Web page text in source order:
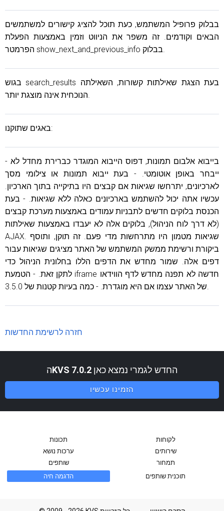
בבלוק פרופיל המשתמש, כעת תוכל להציג קישורים למשתמשים
הבאים וקודמים. זה משפר את הניווט וזמין באמצעות הפעלת
הפרמטר show_next_and_previous_info בבלוק.
בגוש search_results בעת הצגת שאילתות קשורות, השאילתה
הנוכחית אינה מוצגת יותר.
באגים שתוקנו:
- בייבוא ​​אלבום תמונות, דפוס הייבוא ​​המוגדר כברירת מחדל לא
ייבחר באופן אוטומטי. - בעת ייבוא ​​תמונות או צילומי מסך
לארכיונים, יתרחשו שגיאות אם קבצים היו בתיקייה בתוך הארכיון.
עכשיו אתה יכול להשתמש בארכיונים כאלה ללא שגיאות. - בעת
הכנסת בלוקים חדשים לתבניות עמודים באמצעות מערכת קבצים
(לא דרך לוח הניהול), בלוקים אלה לא יעבדו באמצעות שאילתות
AJAX. שגיאות מטמון היו מתרחשות מדי פעם. זה תוקן, ותוסף
ביקורת ורשימת ממשק המשתמש של האתר מציגים שגיאות עבור
דפים אלה. שמור מחדש את הדפים הללו בחלונית הניהול כדי
לתקן זאת. - הטמעת iframe חדשה לא תפנה מחדש לדף הווידאו
של האתר עצמו אם היא מוגדרת. - כמה בעיות קטנות של 3.5.0.
חזרה לרשימת החדשות
הKVS 7.0.2 החדש לגמרי נמצא כאן
הזמינו עכשיו
תכונות
לקוחות
ערכות נושא
שירותים
שותפים
תמחור
הדגמה חיה
תוכנית שותפים